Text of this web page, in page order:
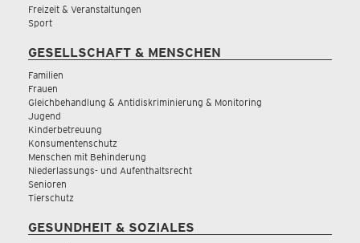
Freizeit & Veranstaltungen
Sport
GESELLSCHAFT & MENSCHEN
Familien
Frauen
Gleichbehandlung & Antidiskriminierung & Monitoring
Jugend
Kinderbetreuung
Konsumentenschutz
Menschen mit Behinderung
Niederlassungs- und Aufenthaltsrecht
Senioren
Tierschutz
GESUNDHEIT & SOZIALES